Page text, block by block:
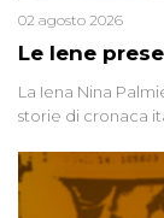
Le Iene
02 agosto 2026
La Iena Nina
storie di cronaca